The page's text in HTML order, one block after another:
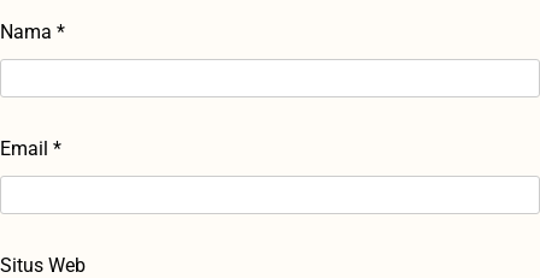
Nama *
Email *
Situs Web